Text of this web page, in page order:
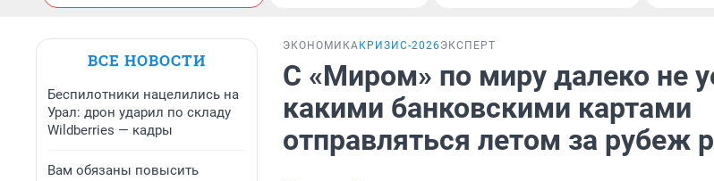
ВСЕ НОВОСТИ
Беспилотники нацелились на
Урал: дрон ударил по складу
Wildberries — кадры
Вам обязаны повысить
ЭКОНОМИКА КРИЗИС-2026ЭКСПЕРТ
C «Миром» по миру далеко не
какими банковскими картами
отправляться летом за рубеж